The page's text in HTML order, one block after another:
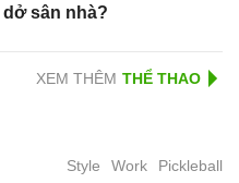
dở sân nhà?
XEM THÊM
Style Work Pickleball